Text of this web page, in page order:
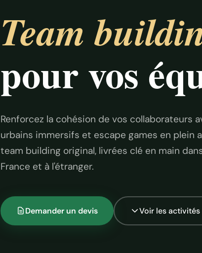
Team
pour vos
Renforcez la cohésion de vos collaborateurs
urbains immersifs et escape games en plein
team building original, livrées clé en main
France et à l'étranger.
Demander un devis Voir les activités